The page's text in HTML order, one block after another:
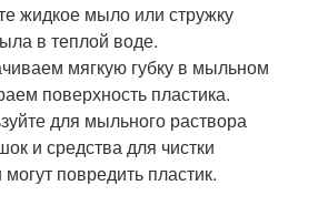
жидкое мыло или стружку
в теплой воде.
мягкую губку в мыльном
поверхность пластика.
для мыльного раствора
и средства для чистки
повредить пластик.